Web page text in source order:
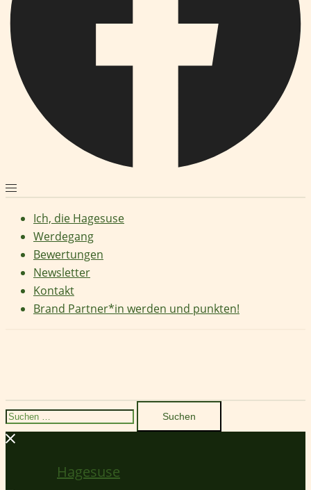
Ich, die Hagesuse
Werdegang
Bewertungen
Newsletter
Kontakt
Brand Partner*in werden und punkten!
Suchen
nach:
Hagesuse